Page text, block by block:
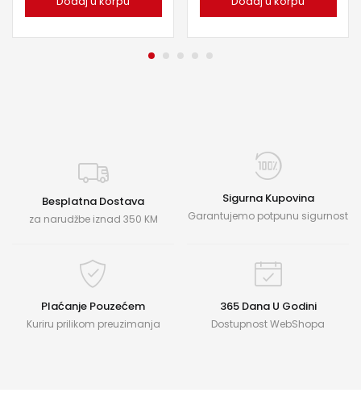
Besplatna Dostava
za narudžbe iznad 350 KM
Sigurna Kupovina
Garantujemo potpunu sigurnost
Plaćanje Pouzećem
Kuriru prilikom preuzimanja
365 Dana U Godini
Dostupnost WebShopa